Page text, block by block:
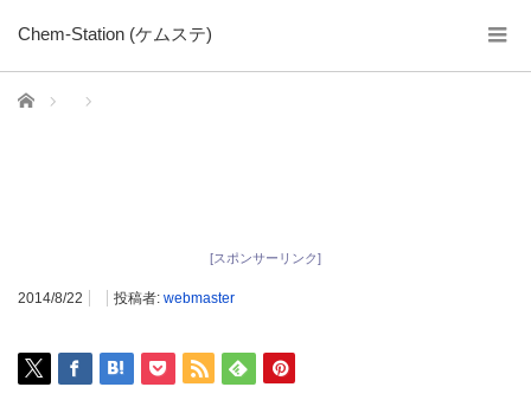
Chem-Station (ケムステ)
ホーム
[スポンサーリンク]
2014/8/22 投稿者: webmaster